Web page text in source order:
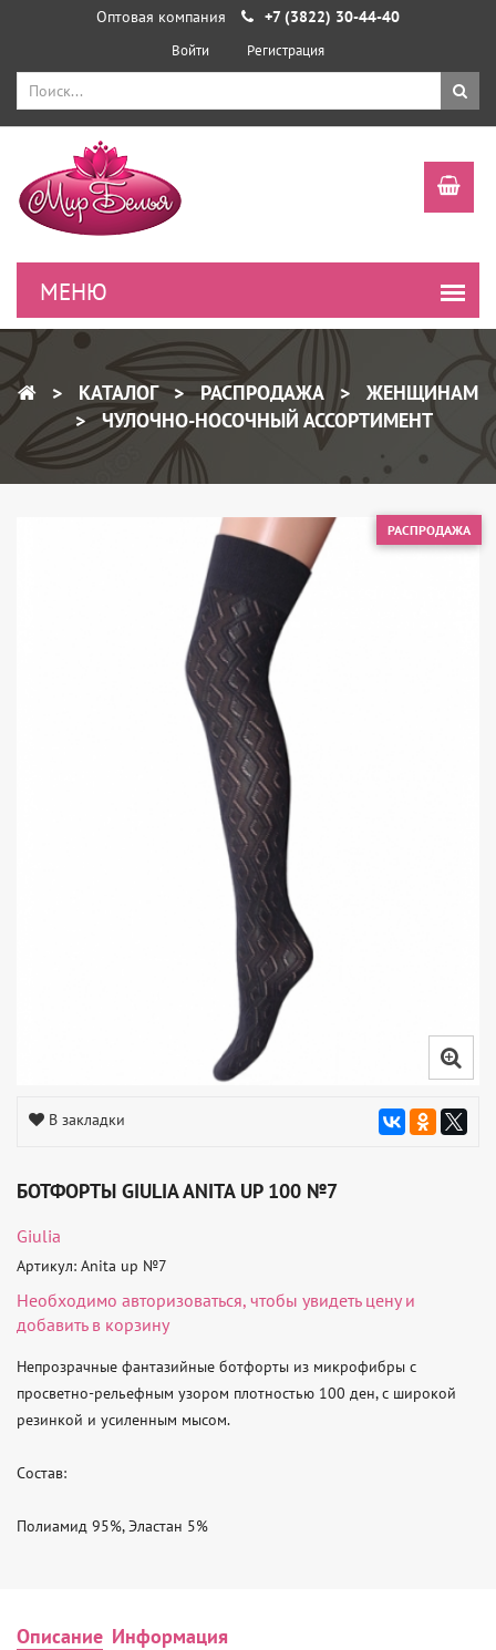
Оптовая компания +7 (3822) 30-44-40
Войти Регистрация
КАТАЛОГ РАСПРОДАЖА
ЖЕНЩИНАМ
ЧУЛОЧНО-НОСОЧНЫЙ АССОРТИМЕНТ
РАСПРОДАЖА
В закладки
БОТФОРТЫ GIULIA ANITA UP 100 №7
Giulia
Артикул: Anita up №7
Необходимо авторизоваться, чтобы увидеть цену и
добавить в корзину
Непрозрачные фантазийные ботфорты из микрофибры с
просветно-рельефным узором плотностью 100 ден, с широкой
резинкой и усиленным мысом.
Состав:
Полиамид 95%, Эластан 5%
Описание Информация